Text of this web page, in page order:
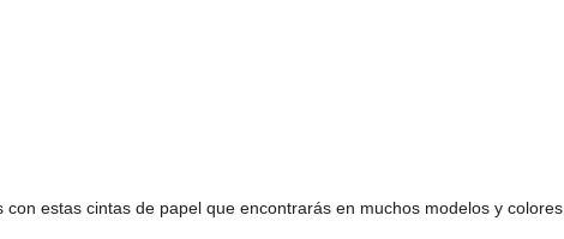
estas cintas de papel que encontrarás en muchos modelos y colores.